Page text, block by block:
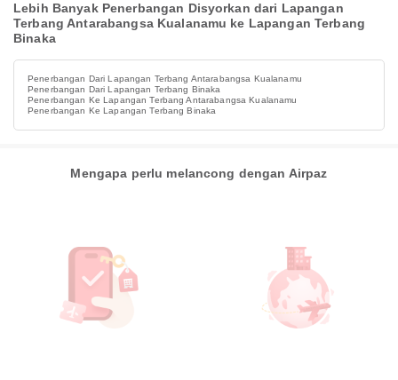
Lebih Banyak Penerbangan Disyorkan dari Lapangan
Terbang Antarabangsa Kualanamu ke Lapangan Terbang
Binaka
Penerbangan Dari Lapangan Terbang Antarabangsa Kualanamu
Penerbangan Dari Lapangan Terbang Binaka
Penerbangan Ke Lapangan Terbang Antarabangsa Kualanamu
Penerbangan Ke Lapangan Terbang Binaka
Mengapa perlu melancong dengan Airpaz